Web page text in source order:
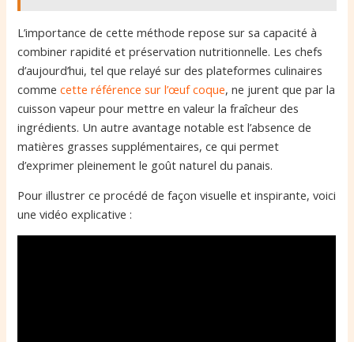
L’importance de cette méthode repose sur sa capacité à
combiner rapidité et préservation nutritionnelle. Les chefs
d’aujourd’hui, tel que relayé sur des plateformes culinaires
commecette référence sur l’œuf coque, ne jurent que par la
cuisson vapeur pour mettre en valeur la fraîcheur des
ingrédients. Un autre avantage notable est l’absence de
matières grasses supplémentaires, ce qui permet
d’exprimer pleinement le goût naturel du panais.
Pour illustrer ce procédé de façon visuelle et inspirante, voici
une vidéo explicative :